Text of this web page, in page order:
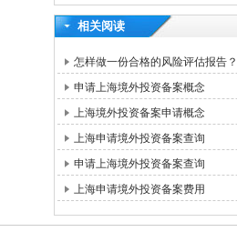
相关阅读
怎样做一份合格的风险评估报告？
申请上海境外投资备案概念
上海境外投资备案申请概念
上海申请境外投资备案查询
申请上海境外投资备案查询
上海申请境外投资备案费用